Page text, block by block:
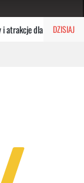
DZISIAJ
atrakcje dla rodzin